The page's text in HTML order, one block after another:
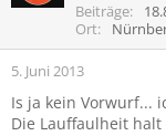
Beiträge
Ort
5. Juni 2013
Is ja kein Vorwurf...
Die Lauffaulheit halt